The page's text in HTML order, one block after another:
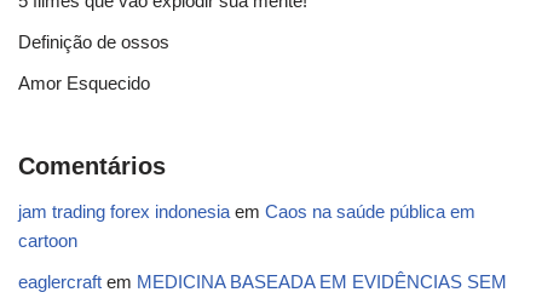
Definição de ossos
Amor Esquecido
Comentários
jam trading forex indonesia em Caos na saúde pública em
cartoon
eaglercraft em MEDICINA BASEADA EM EVIDÊNCIAS SEM